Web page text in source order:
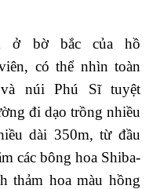
ở bờ bắc của hồ
có thể nhìn toàn
và núi Phú Sĩ tuyệt
đi dạo trồng nhiều
dài 350m, từ đầu
các bông hoa Shiba-
thảm hoa màu hồng